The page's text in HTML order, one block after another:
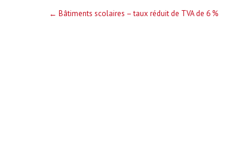
Post
← Bâtiments scolaires – taux réduit de TVA de 6 %